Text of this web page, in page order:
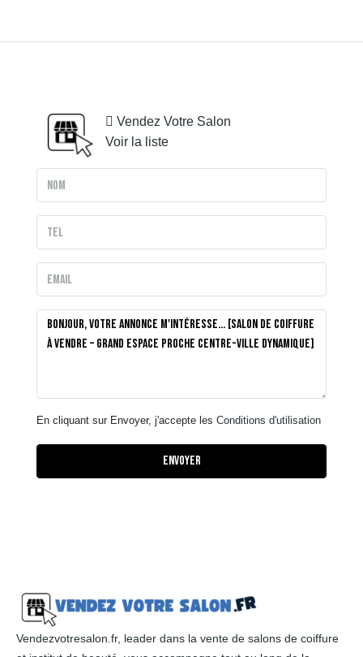
Vendez Votre Salon
Voir la liste
En cliquant sur Envoyer, j'accepte les Conditions d'utilisation
Envoyer
Vendezvotresalon.fr, leader dans la vente de salons de coiffure